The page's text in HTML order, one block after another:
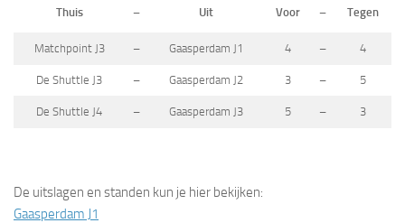
Thuis – Uit Voor – Tegen
Matchpoint J3 – Gaasperdam J1 4 – 4
De Shuttle J3 – Gaasperdam J2 3 – 5
De Shuttle J4 – Gaasperdam J3 5 – 3
De uitslagen en standen kun je hier bekijken:
Gaasperdam J1